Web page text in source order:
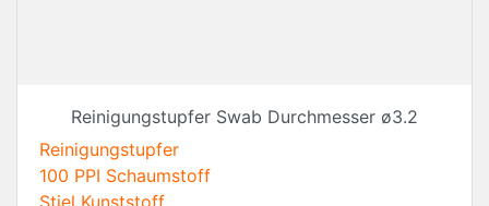
Reinigungstupfer Swab Durchmesser ø3.2
Reinigungstupfer
100 PPI Schaumstoff
Stiel Kunststoff